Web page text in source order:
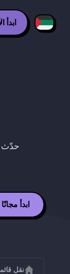
ابدأ
حدّث
ابدأ مجانًا
نقل